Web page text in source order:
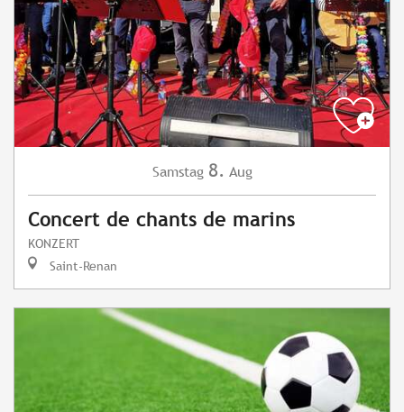
Samstag 8. Aug
Concert de chants de marins
KONZERT
Saint-Renan